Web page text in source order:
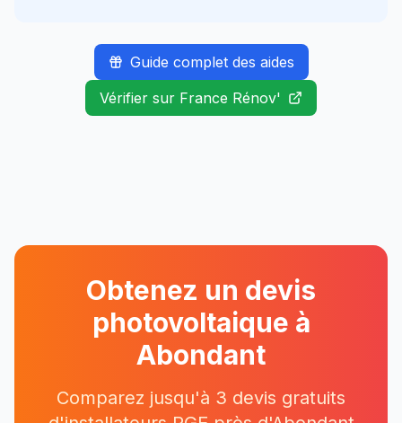
Guide complet des aides
Vérifier sur France Rénov'
Obtenez un devis
photovoltaique à
Abondant
Comparez jusqu'à 3 devis gratuits